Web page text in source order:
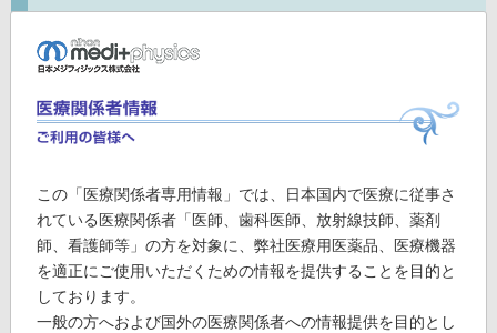
人血清アルブミンジエチレントリアミン五酢酸テク
ネチウム(99m
この「医療関係者専用情報」では、日本国内で医療に従事さ
れている医療関係者「医師、歯科医師、放射線技師、薬剤
師、看護師等」の方を対象に、弊社医療用医薬品、医療機器
を適正にご使用いただくための情報を提供することを目的と
しております。
一般の方へおよび国外の医療関係者への情報提供を目的とし